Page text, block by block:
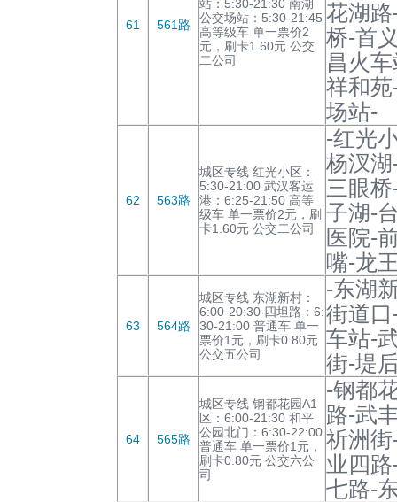
61 561路
站：5:30-21:30 南湖
公交场站：5:30-21:45
高等级车 单一票价2
元，刷卡1.60元 公交
二公司
花湖
桥-首
昌火
祥和
场站-
62 563路
城区专线 红光小区：
5:30-21:00 武汉客运
港：6:25-21:50 高等
级车 单一票价2元，刷
卡1.60元 公交二公司
-红光
杨汊
三眼
子湖-
医院-
嘴-龙
63 564路
城区专线 东湖新村：
6:00-20:30 四坦路：6:
30-21:00 普通车 单一
票价1元，刷卡0.80元
公交五公司
-东湖
街道
车站-
街-堤
64 565路
城区专线 钢都花园A1
区：6:00-21:30 和平
公园北门：6:30-22:00
普通车 单一票价1元，
刷卡0.80元 公交六公
司
-钢都
路-武
祈洲
业四
七路-